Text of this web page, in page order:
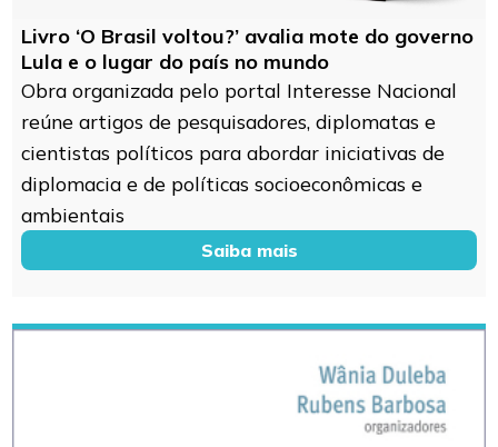
Livro ‘O Brasil voltou?’ avalia mote do governo
Lula e o lugar do país no mundo
Obra organizada pelo portal Interesse Nacional
reúne artigos de pesquisadores, diplomatas e
cientistas políticos para abordar iniciativas de
diplomacia e de políticas socioeconômicas e
ambientais
Saiba mais